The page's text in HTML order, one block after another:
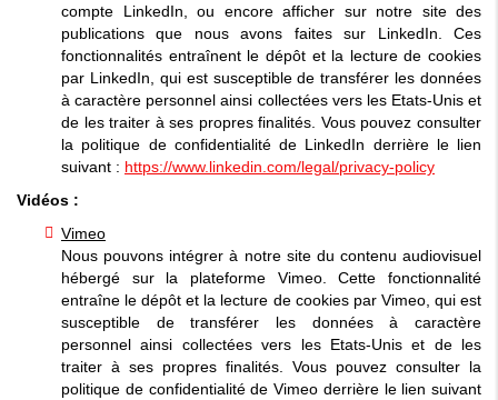
compte LinkedIn, ou encore afficher sur notre site des
publications que nous avons faites sur LinkedIn. Ces
fonctionnalités entraînent le dépôt et la lecture de cookies
par LinkedIn, qui est susceptible de transférer les données
à caractère personnel ainsi collectées vers les Etats-Unis et
de les traiter à ses propres finalités. Vous pouvez consulter
la politique de confidentialité de LinkedIn derrière le lien
suivant : https://www.linkedin.com/legal/privacy-policy
Vidéos :
Vimeo
Nous pouvons intégrer à notre site du contenu audiovisuel
hébergé sur la plateforme Vimeo. Cette fonctionnalité
entraîne le dépôt et la lecture de cookies par Vimeo, qui est
susceptible de transférer les données à caractère
personnel ainsi collectées vers les Etats-Unis et de les
traiter à ses propres finalités. Vous pouvez consulter la
politique de confidentialité de Vimeo derrière le lien suivant